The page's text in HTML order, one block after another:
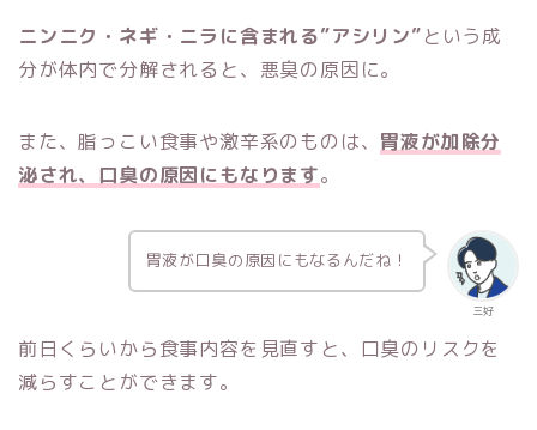
ニンニク・ネギ・ニラに含まれる”アシリン”という成
分が体内で分解されると、悪臭の原因に。
また、脂っこい食事や激辛系のものは、 胃液が加除分
泌され、口臭の原因にもなります。
三好
胃液が口臭の原因にもなるんだね！
前日くらいから食事内容を見直すと、口臭のリスクを
減らすことができます。